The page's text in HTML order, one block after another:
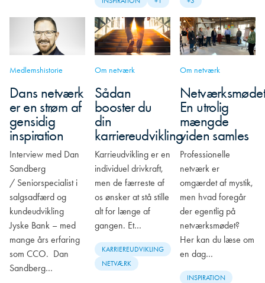
Medlemshistorie
Dans netværk
er en strøm af
gensidig
inspiration
Interview med Dan
Sandberg
/ Seniorspecialist i
salgsadfærd og
kundeudvikling
Jyske Bank – med
mange års erfaring
som CCO. Dan
Sandberg…
Om netværk
Sådan
booster du
din
karriereudvikling
Karrieudvikling er en
individuel drivkraft,
men de færreste af
os ønsker at stå stille
alt for længe af
gangen. Et…
KARRIEREUDVIKLING
NETVÆRK
Om netværk
En utrolig
mængde
viden samles
Professionelle
netværk er
omgærdet af mystik,
men hvad foregår
der egentlig på
netværksmødet?
Her kan du læse om
en dag…
INSPIRATION